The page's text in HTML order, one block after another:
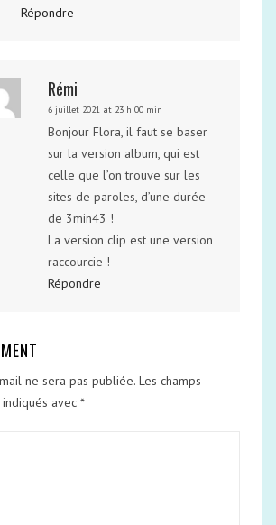
Répondre
Rémi
6 juillet 2021 at 23 h 00 min
Bonjour Flora, il faut se baser
sur la version album, qui est
celle que l’on trouve sur les
sites de paroles, d’une durée
de 3min43 !
La version clip est une version
raccourcie !
Répondre
ne sera pas publiée. Les champs
avec *